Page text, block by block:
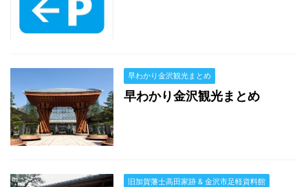
早わかり金沢観光まとめ
早わかり金沢観光まとめ
旧加賀藩士高田家跡 & 金沢市足軽資料館